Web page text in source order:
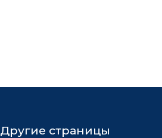
Другие страницы